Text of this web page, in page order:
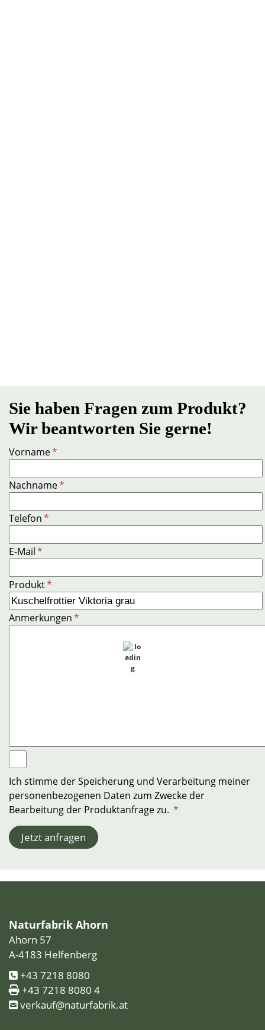
Sie haben Fragen zum Produkt?
Wir beantworten Sie gerne!
Vorname*
Nachname*
Telefon*
E-Mail*
Produkt*
Anmerkungen*
Ich stimme der Speicherung und Verarbeitung meiner
personenbezogenen Daten zum Zwecke der
Bearbeitung der Produktanfrage zu. *
Jetzt anfragen
Naturfabrik Ahorn
Ahorn 57
A-4183 Helfenberg
+43 7218 8080
+43 7218 8080 4
verkauf@naturfabrik.at